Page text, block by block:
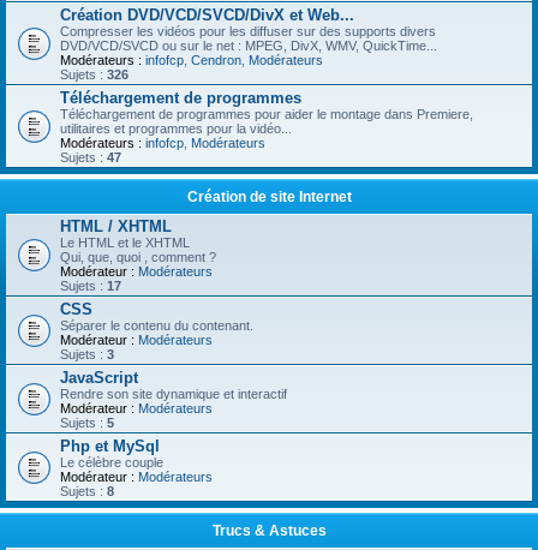
Création DVD/VCD/SVCD/DivX et Web...
Compresser les vidéos pour les diffuser sur des supports divers
DVD/VCD/SVCD ou sur le net : MPEG, DivX, WMV, QuickTime...
Modérateurs : infofcp Cendron Modérateurs
Sujets : 326
Téléchargement de programmes
Téléchargement de programmes pour aider le montage dans Premiere,
utilitaires et programmes pour la vidéo...
Modérateurs : infofcp Modérateurs
Sujets : 47
Création de site Internet
HTML / XHTML
Le HTML et le XHTML
Qui, que, quoi , comment ?
Modérateur : Modérateurs
Sujets : 17
CSS
Séparer le contenu du contenant.
Modérateur : Modérateurs
Sujets : 3
JavaScript
Rendre son site dynamique et interactif
Modérateur : Modérateurs
Sujets : 5
Php et MySql
Le célèbre couple
Modérateur : Modérateurs
Sujets : 8
Trucs & Astuces